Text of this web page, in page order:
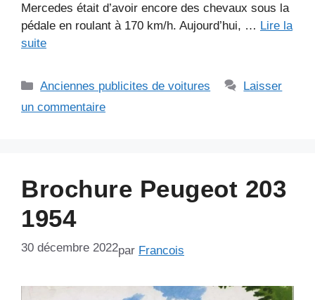
Mercedes était d’avoir encore des chevaux sous la
pédale en roulant à 170 km/h. Aujourd’hui, … Lire la
suite
Catégories
Anciennes publicites de voitures
Laisser
un commentaire
Brochure Peugeot 203
1954
30 décembre 2022par Francois